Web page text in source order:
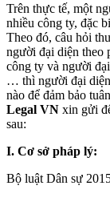
Trên thực tế, một
nhiều công ty, đặc
Theo đó, câu hỏi
người đại diện theo
công ty và người
… thì người đại
nào để đảm bảo
Legal VN xin gửi
sau:
I. Cơ sở pháp lý:
Bộ luật Dân sự